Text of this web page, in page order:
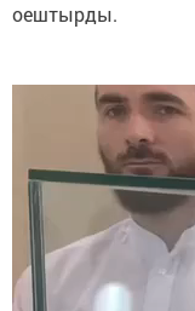
оештырды.